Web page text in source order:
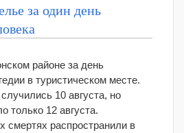
за один день
районе за день
в туристическом месте.
10 августа, но
только 12 августа.
распространили в